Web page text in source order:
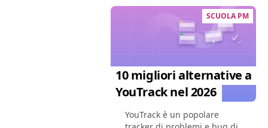
SCUOLA PM
10 migliori alternative a
YouTrack nel 2026
YouTrack è un popolare